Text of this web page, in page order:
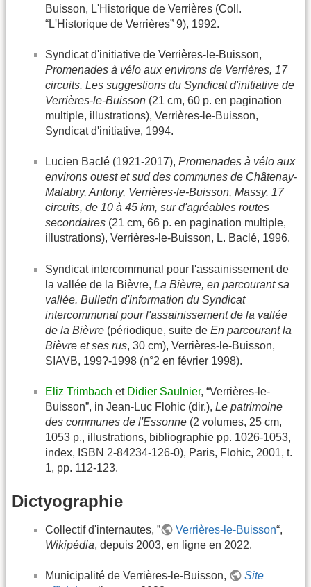
Buisson, L'Historique de Verrières (Coll.
“L'Historique de Verrières” 9), 1992.
Syndicat d'initiative de Verrières-le-Buisson,
Promenades à vélo aux environs de Verrières, 17
circuits. Les suggestions du Syndicat d'initiative de
Verrières-le-Buisson (21 cm, 60 p. en pagination
multiple, illustrations), Verrières-le-Buisson,
Syndicat d'initiative, 1994.
Lucien Baclé (1921-2017), Promenades à vélo aux
environs ouest et sud des communes de Châtenay-
Malabry, Antony, Verrières-le-Buisson, Massy. 17
circuits, de 10 à 45 km, sur d'agréables routes
secondaires (21 cm, 66 p. en pagination multiple,
illustrations), Verrières-le-Buisson, L. Baclé, 1996.
Syndicat intercommunal pour l'assainissement de
la vallée de la Bièvre, La Bièvre, en parcourant sa
vallée. Bulletin d'information du Syndicat
intercommunal pour l'assainissement de la vallée
de la Bièvre (périodique, suite de En parcourant la
Bièvre et ses rus, 30 cm), Verrières-le-Buisson,
SIAVB, 199?-1998 (n°2 en février 1998).
Eliz Trimbach et Didier Saulnier, “Verrières-le-
Buisson”, in Jean-Luc Flohic (dir.), Le patrimoine
des communes de l'Essonne (2 volumes, 25 cm,
1053 p., illustrations, bibliographie pp. 1026-1053,
index, ISBN 2-84234-126-0), Paris, Flohic, 2001, t.
1, pp. 112-123.
Dictyographie
Collectif d'internautes, ” Verrières-le-Buisson“,
Wikipédia, depuis 2003, en ligne en 2022.
Municipalité de Verrières-le-Buisson,
Site